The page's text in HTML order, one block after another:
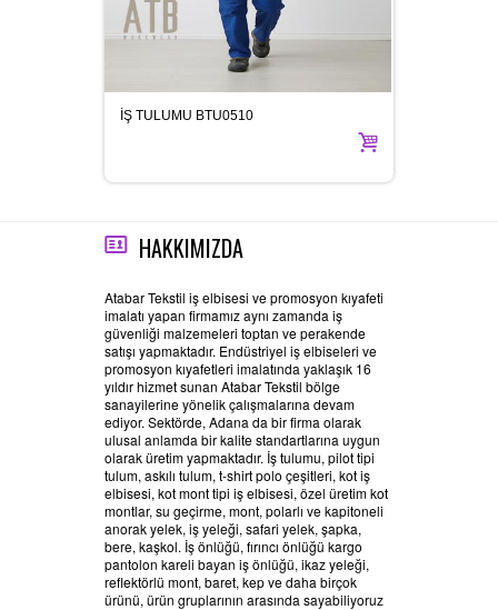
İŞ TULUMU BTU0510
HAKKIMIZDA
Atabar Tekstil iş elbisesi ve promosyon kıyafeti
imalatı yapan firmamız aynı zamanda iş
güvenliği malzemeleri toptan ve perakende
satışı yapmaktadır. Endüstriyel iş elbiseleri ve
promosyon kıyafetleri imalatında yaklaşık 16
yıldır hizmet sunan Atabar Tekstil bölge
sanayilerine yönelik çalışmalarına devam
ediyor. Sektörde, Adana da bir firma olarak
ulusal anlamda bir kalite standartlarına uygun
olarak üretim yapmaktadır. İş tulumu, pilot tipi
tulum, askılı tulum, t-shirt polo çeşitleri, kot iş
elbisesi, kot mont tipi iş elbisesi, özel üretim kot
montlar, su geçirme, mont, polarlı ve kapitoneli
anorak yelek, iş yeleği, safari yelek, şapka,
bere, kaşkol. İş önlüğü, fırıncı önlüğü kargo
pantolon kareli bayan iş önlüğü, ikaz yeleği,
reflektörlü mont, baret, kep ve daha birçok
ürünü, ürün gruplarının arasında sayabiliyoruz